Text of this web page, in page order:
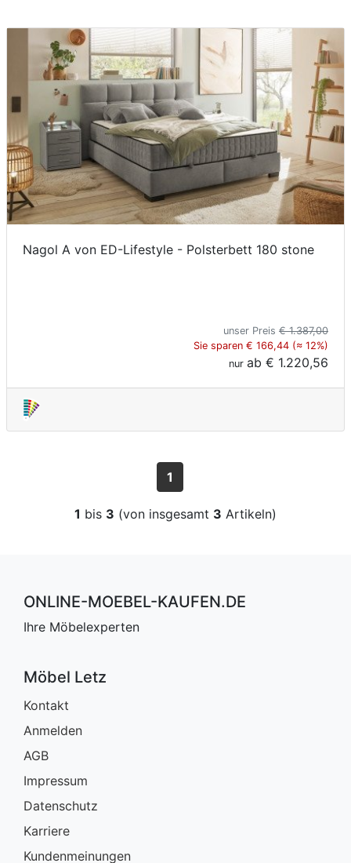
Nagol A von ED-Lifestyle - Polsterbett 180 stone
unser Preis € 1.387,00
Sie sparen € 166,44 (≈ 12%)
nur ab € 1.220,56
1
1 bis 3 (von insgesamt 3 Artikeln)
ONLINE-MOEBEL-KAUFEN.DE
Ihre Möbelexperten
Möbel Letz
Kontakt
Anmelden
AGB
Impressum
Datenschutz
Karriere
Kundenmeinungen